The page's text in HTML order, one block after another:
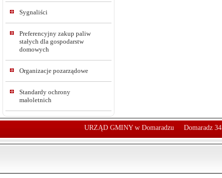
Sygnaliści
Preferencyjny zakup paliw
stałych dla gospodarstw
domowych
Organizacje pozarządowe
Standardy ochrony
małoletnich
URZĄD GMINY w Domaradzu Domaradz